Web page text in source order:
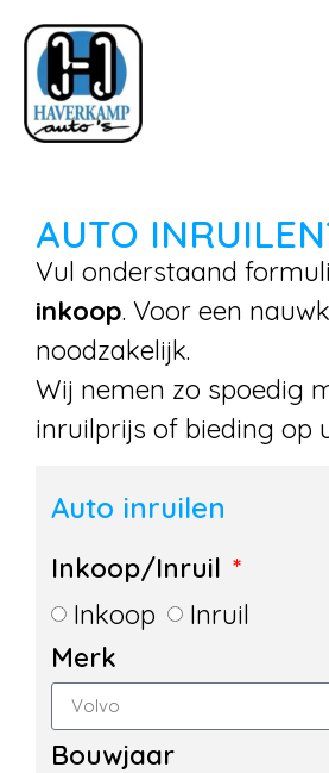
AUTO
Vul onderstaand
inkoop. Voor een
noodzakelijk.
Wij nemen zo spoedig
inruilprijs of bieding op
Auto inruilen
Inkoop/Inruil
Inkoop
Inruil
Merk
Bouwjaar